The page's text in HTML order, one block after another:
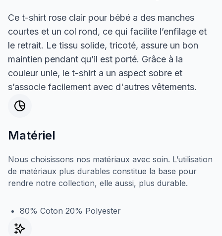
Ce t-shirt rose clair pour bébé a des manches
courtes et un col rond, ce qui facilite l’enfilage et
le retrait. Le tissu solide, tricoté, assure un bon
maintien pendant qu’il est porté. Grâce à la
couleur unie, le t-shirt a un aspect sobre et
s’associe facilement avec d'autres vêtements.
Matériel
Nous choisissons nos matériaux avec soin. L’utilisation
de matériaux plus durables constitue la base pour
rendre notre collection, elle aussi, plus durable.
80% Coton 20% Polyester